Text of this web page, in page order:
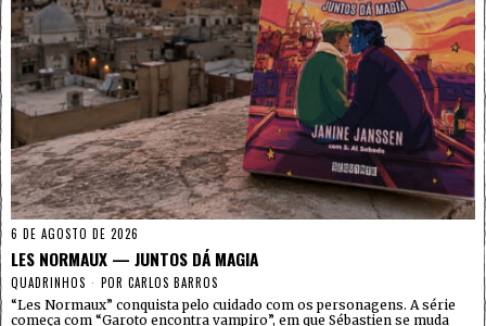
6 DE AGOSTO DE 2026
LES NORMAUX — JUNTOS DÁ MAGIA
QUADRINHOS POR CARLOS BARROS
“Les Normaux” conquista pelo cuidado com os personagens. A série
começa com “Garoto encontra vampiro”, em que Sébastien se muda